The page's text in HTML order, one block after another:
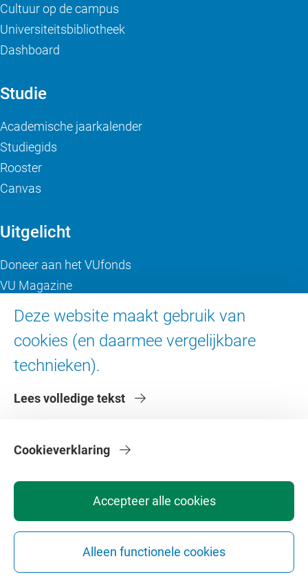
Deze website maakt gebruik van
cookies (en daarmee vergelijkbare
technieken).
Lees volledige tekst
Accepteer alle cookies
Alleen functionele cookies
Cookieverklaring
Cultuur op de campus
Universiteitsbibliotheek
Dashboard
Studie
Academische jaarkalender
Studiegids
Rooster
Canvas
Uitgelicht
Doneer aan het VUfonds
VU Magazine
Over de VU
Contact en route
Faculteiten